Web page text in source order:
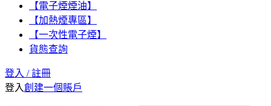
【電子煙煙油】
【加熱煙專區】
【一次性電子煙】
貨態查詢
登入 / 註冊
登入創建一個賬戶